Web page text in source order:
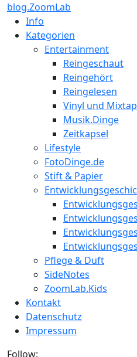
blog.ZoomLab
ZoomLab
//
Info
Kategorien
Entertainment
Reingeschaut
Reingehört
Reingelesen
Vinyl und
Musik.Dinge
Zeitkapsel
Lifestyle
FotoDinge.de
Stift & Papier
Pflege & Duft
SideNotes
ZoomLab.Kids
Kontakt
Datenschutz
Impressum
Follow: